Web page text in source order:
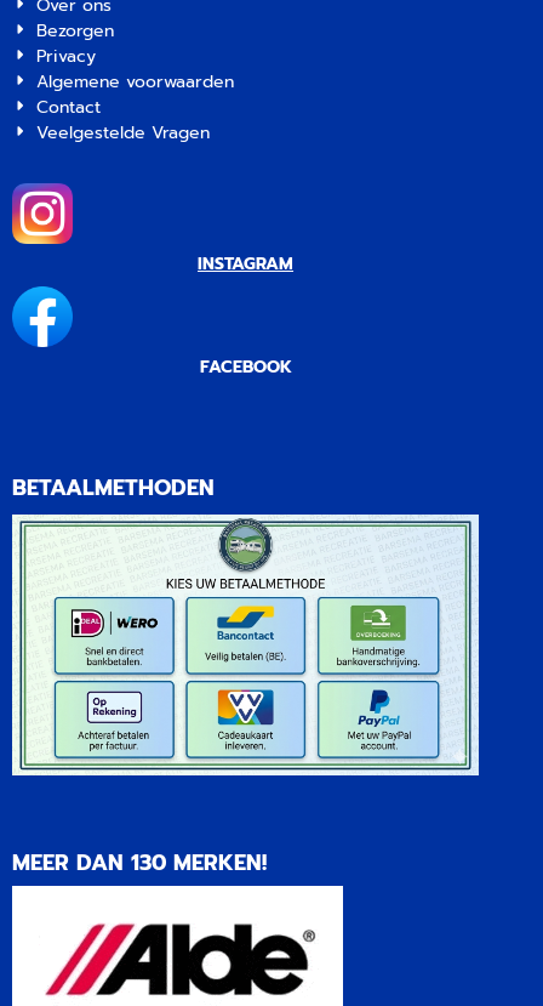
Over ons
Bezorgen
Privacy
Algemene voorwaarden
Contact
Veelgestelde Vragen
INSTAGRAM
FACEBOOK
BETAALMETHODEN
MEER DAN 130 MERKEN!